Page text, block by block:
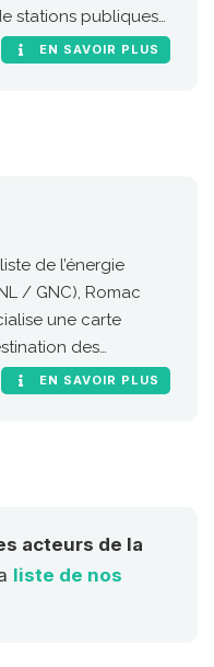
stations publiques
national.EN SAVOIR PLUS
de l’énergie
/ GNC), Romac
une carte
des
faciliter au GNC
EN SAVOIR PLUS
acteurs de la
liste de nos